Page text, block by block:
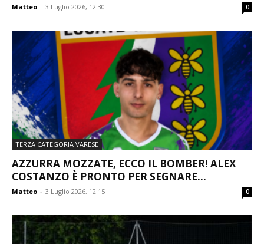
Matteo - 3 Luglio 2026, 12:30 0
TERZA CATEGORIA VARESE
AZZURRA MOZZATE, ECCO IL BOMBER! ALEX
COSTANZO È PRONTO PER SEGNARE...
Matteo - 3 Luglio 2026, 12:15 0